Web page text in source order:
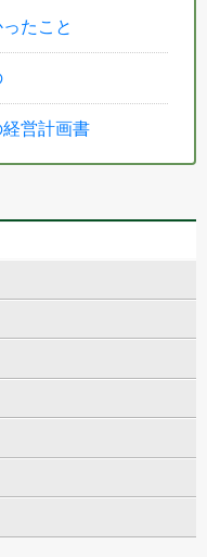
たこと
営計画書